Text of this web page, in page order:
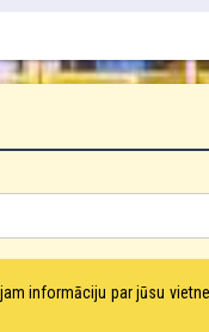
informāciju par jūsu